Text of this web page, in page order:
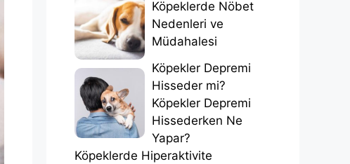
Köpeklerde Nöbet
Nedenleri ve
Müdahalesi
Köpekler Depremi
Hisseder mi?
Köpekler Depremi
Hissederken Ne
Yapar?
Köpeklerde Hiperaktivite